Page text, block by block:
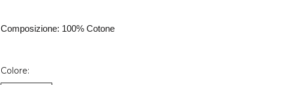
Composizione: 100% Cotone
Colore: